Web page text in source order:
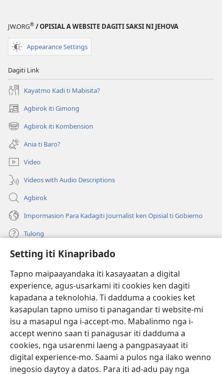
Setting iti Kinapribado
Tapno maipaayandaka iti kasayaatan a digital
experience, agus-usarkami iti cookies ken dagiti
kapadana a teknolohia. Ti dadduma a cookies ket
kasapulan tapno umiso ti panagandar ti website-mi
isu a masapul nga i-accept-mo. Mabalinmo nga i-
accept wenno saan ti panagusar iti dadduma a
cookies, nga usarenmi laeng a pangpasayaat iti
digital experience-mo. Saami a pulos nga ilako wenno
inegosio daytoy a datos. Para iti ad-adu pay nga
JW.ORG® / OPISIAL A WEBSITE DAGITI SAKSI NI JEHOVA
Appearance Settings
Dagiti Link
Kayatmo Kadi ti Mabisita?
Agbirok iti Gimong
(manglukat
iti
baro
window)
Agbirok iti Kombension
(manglukat
iti
baro
a
window)
Ania ti Baro?
Video
Videos with Audio Descriptions
Agbirok
Impormasion Para Kadagiti Journalist ken Opisial ti Gobierno
Tulong
Donasion
(manglukat
iti
baro
a
window)
Watchtower ONLINE A LIBRARIA
(manglukat
iti
baro
a
JW Hub ®
(manglukat
iti
baro
window)
JW Library
Watchtower Library